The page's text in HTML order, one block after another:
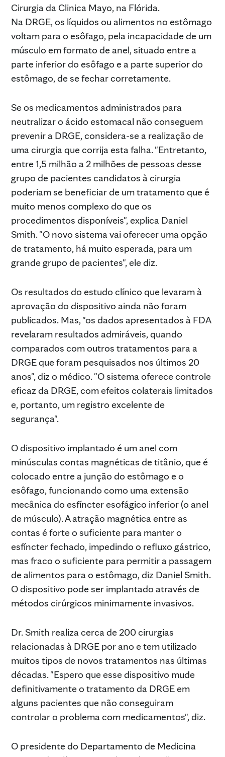
Cirurgia da Clinica Mayo, na Flórida.
Na DRGE, os líquidos ou alimentos no estômago
voltam para o esôfago, pela incapacidade de um
músculo em formato de anel, situado entre a
parte inferior do esôfago e a parte superior do
estômago, de se fechar corretamente.
Se os medicamentos administrados para
neutralizar o ácido estomacal não conseguem
prevenir a DRGE, considera-se a realização de
uma cirurgia que corrija esta falha. "Entretanto,
entre 1,5 milhão a 2 milhões de pessoas desse
grupo de pacientes candidatos à cirurgia
poderiam se beneficiar de um tratamento que é
muito menos complexo do que os
procedimentos disponíveis", explica Daniel
Smith. "O novo sistema vai oferecer uma opção
de tratamento, há muito esperada, para um
grande grupo de pacientes", ele diz.
Os resultados do estudo clínico que levaram à
aprovação do dispositivo ainda não foram
publicados. Mas, "os dados apresentados à FDA
revelaram resultados admiráveis, quando
comparados com outros tratamentos para a
DRGE que foram pesquisados nos últimos 20
anos", diz o médico. "O sistema oferece controle
eficaz da DRGE, com efeitos colaterais limitados
e, portanto, um registro excelente de
segurança".
O dispositivo implantado é um anel com
minúsculas contas magnéticas de titânio, que é
colocado entre a junção do estômago e o
esôfago, funcionando como uma extensão
mecânica do esfíncter esofágico inferior (o anel
de músculo). A atração magnética entre as
contas é forte o suficiente para manter o
esfíncter fechado, impedindo o refluxo gástrico,
mas fraco o suficiente para permitir a passagem
de alimentos para o estômago, diz Daniel Smith.
O dispositivo pode ser implantado através de
métodos cirúrgicos minimamente invasivos.
Dr. Smith realiza cerca de 200 cirurgias
relacionadas à DRGE por ano e tem utilizado
muitos tipos de novos tratamentos nas últimas
décadas. "Espero que esse dispositivo mude
definitivamente o tratamento da DRGE em
alguns pacientes que não conseguiram
controlar o problema com medicamentos", diz.
O presidente do Departamento de Medicina